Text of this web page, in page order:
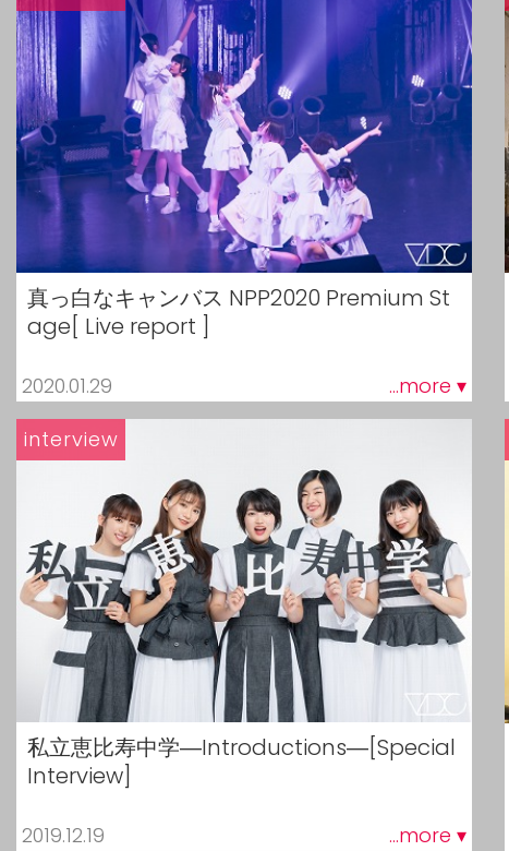
真っ白なキャンバス NPP2020 Premium St
age[ Live report ]
2020.01.29 ...more ▾
私立恵比寿中学―Introductions―[Special
Interview]
2019.12.19 ...more ▾
interview